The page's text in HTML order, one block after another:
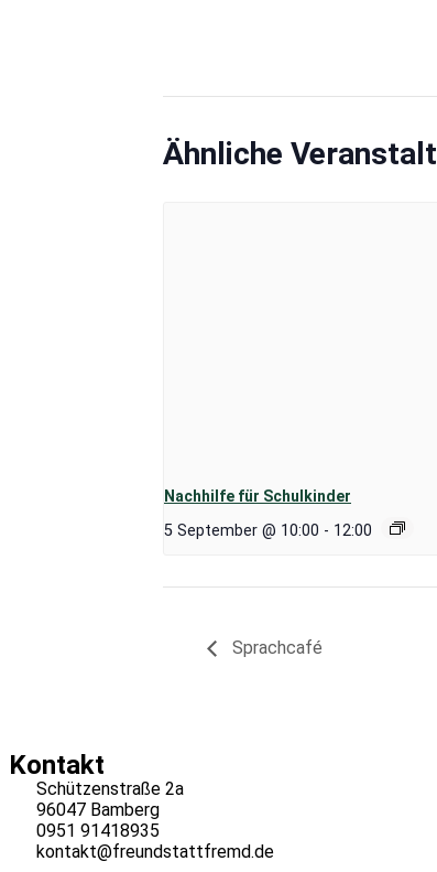
Ähnliche
Nachhilfe für Schulkinder
5 September @ 10:00 - 12:00
Sprachcafé
Kontakt
Schützenstraße 2a
96047 Bamberg
0951 91418935
kontakt@freundstattfremd.de